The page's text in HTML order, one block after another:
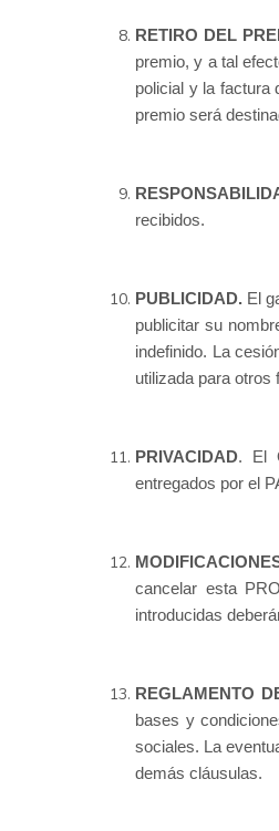
RETIRO DEL
premio, y a tal
policial y la factura
premio será
recibidos.
PUBLICIDAD. El
publicitar su
indefinido. La
utilizada para otros
PRIVACIDAD. El
entregados por el
cancelar esta
introducidas
REGLAMENTO
bases y
sociales. La
demás cláusulas.